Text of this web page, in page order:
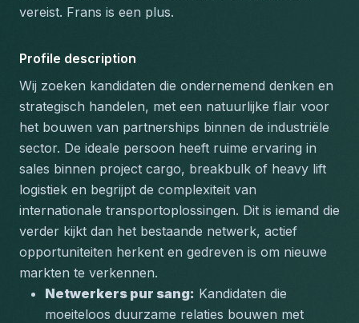
vereist. Frans is een plus.
Profile description
Wij zoeken kandidaten die ondernemend denken en
strategisch handelen, met een natuurlijke flair voor
het bouwen van partnerships binnen de industriële
sector. De ideale persoon heeft ruime ervaring in
sales binnen project cargo, breakbulk of heavy lift
logistiek en begrijpt de complexiteit van
internationale transportoplossingen. Dit is iemand die
verder kijkt dan het bestaande netwerk, actief
opportuniteiten herkent en gedreven is om nieuwe
markten te verkennen.
Netwerkers pur sang: Kandidaten die
moeiteloos duurzame relaties bouwen met